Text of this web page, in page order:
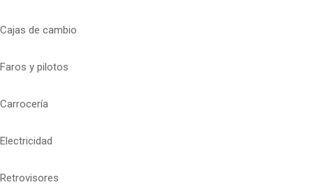
Cajas de cambio
Faros y pilotos
Carrocería
Electricidad
Retrovisores